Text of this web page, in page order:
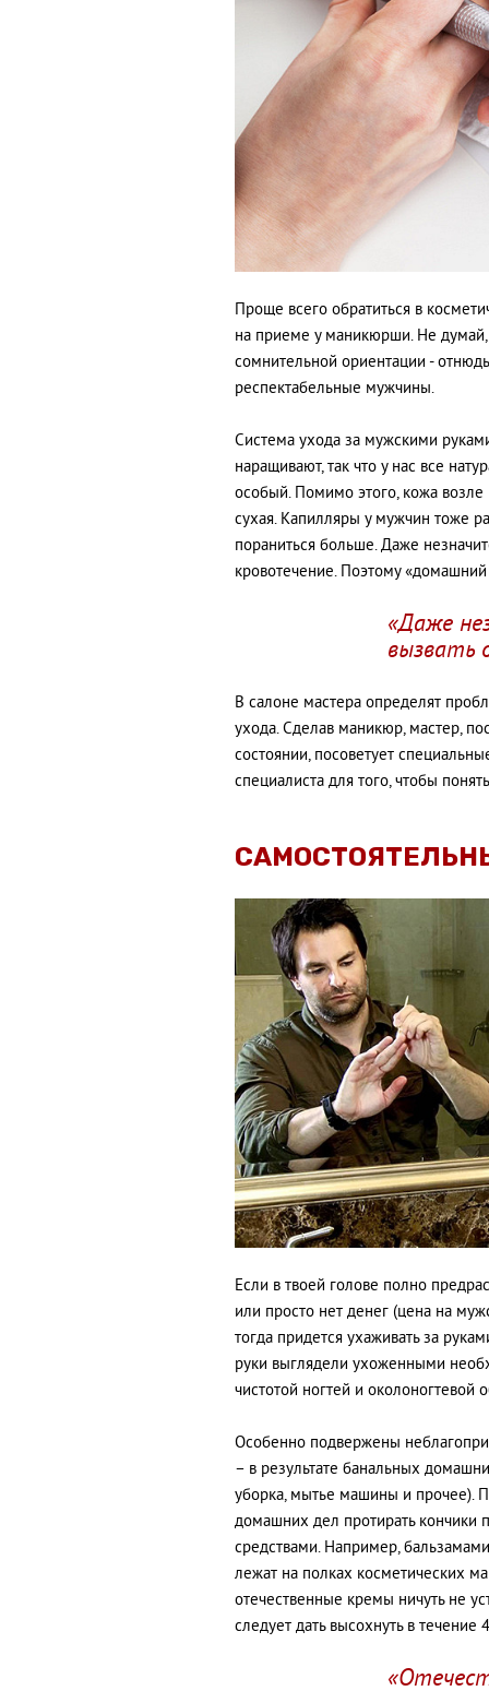
Проще всего обратиться в
на приеме у маникюрши. Не
сомнительной ориентации -
респектабельные мужчины.
Система ухода за мужскими
наращивают, так что у нас все
особый. Помимо этого, кожа возле
сухая. Капилляры у мужчин тоже
пораниться больше. Даже
кровотечение. Поэтому
«Даже
вызвать
В салоне мастера определят
ухода. Сделав маникюр, мастер,
состоянии, посоветует
специалиста для того, чтобы
Если в твоей голове полно
или просто нет денег (цена на
тогда придется ухаживать за
руки выглядели ухоженными
чистотой ногтей и околоногтевой
Особенно подвержены
– в результате банальных
уборка, мытье машины и прочее).
домашних дел протирать кончики
средствами. Например,
лежат на полках косметических
отечественные кремы ничуть не
следует дать высохнуть в